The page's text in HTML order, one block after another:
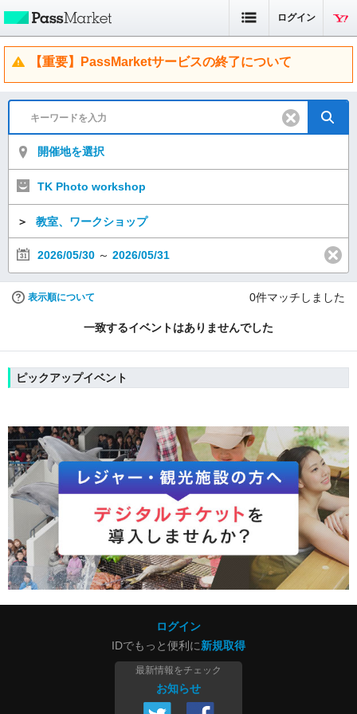
ログイン
【重要】PassMarketサービスの終了について
開催地を選択
TK Photo workshop
＞ 教室、ワークショップ
2026/05/30 ～ 2026/05/31
表示順について 0件マッチしました
一致するイベントはありませんでした
ピックアップイベント
ログイン
IDでもっと便利に新規取得
最新情報をチェック
お知らせ